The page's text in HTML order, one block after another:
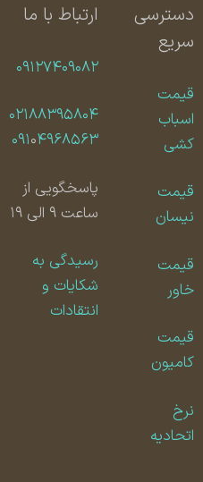
ارتباط با ما
۰۹۱۲۷۴۰۹۰۸۲
۰۲۱۸۸۳۹۵۸۰۴
۰۹۱۰۴۹۶۸۵۶۳
پاسخگویی از
ساعت ۹ الی ۱۹
رسیدگی به
شکایات و
انتقادات